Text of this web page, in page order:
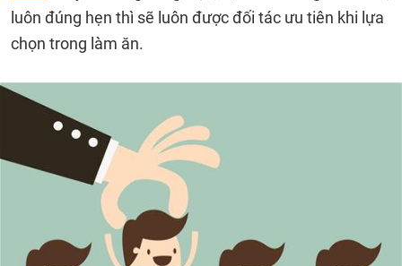
luôn đúng hẹn thì sẽ luôn được đối tác ưu tiên khi lựa
chọn trong làm ăn.